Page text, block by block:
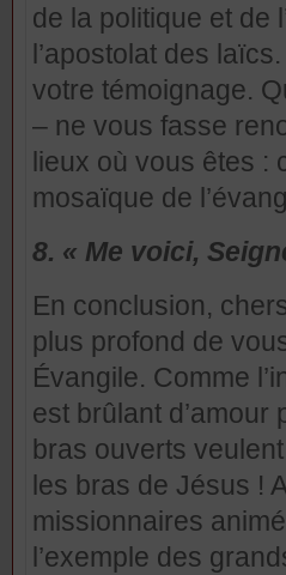
de la politique et de
l’apostolat des
votre témoignage.
– ne vous fasse
lieux où vous êtes :
mosaïque de
8. « Me voici,
En conclusion,
plus profond de
Évangile. Comme
est brûlant
bras ouverts
les bras de Jésus !
missionnaires
l’exemple des